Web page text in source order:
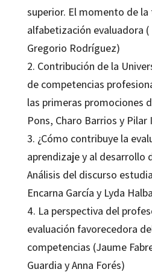
superior. El momento de
alfabetización evaluadora (
Gregorio Rodríguez)
2. Contribución de la
de competencias
las primeras promociones
Pons, Charo Barrios y Pilar
3. ¿Cómo contribuye la
aprendizaje y al desarrollo
Análisis del discurso
Encarna García y Lyda
4. La perspectiva del
evaluación favorecedora
competencias (Jaume
Guardia y Anna Forés)